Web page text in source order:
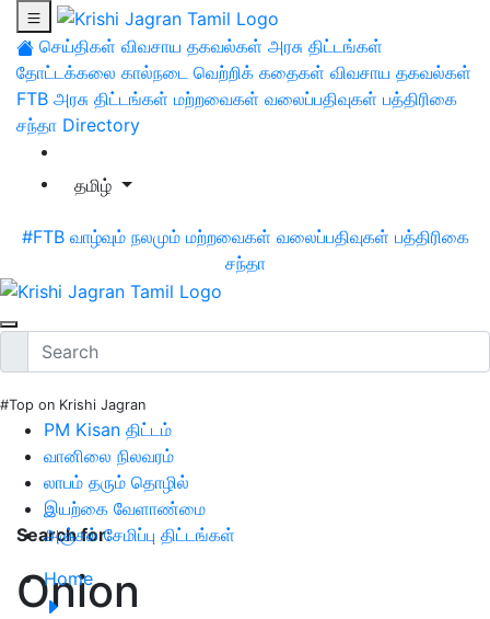
செய்திகள் விவசாய தகவல்கள் அரசு திட்டங்கள்
தோட்டக்கலை கால்நடை வெற்றிக் கதைகள் விவசாய தகவல்கள்
FTB அரசு திட்டங்கள் மற்றவைகள் வலைப்பதிவுகள் பத்திரிகை
சந்தா Directory
தமிழ்
#FTB வாழ்வும் நலமும் மற்றவைகள் வலைப்பதிவுகள் பத்திரிகை
சந்தா
#Top on Krishi Jagran
PM Kisan திட்டம்
வானிலை நிலவரம்
லாபம் தரும் தொழில்
இயற்கை வேளாண்மை
அஞ்சல் சேமிப்பு திட்டங்கள்
Home
Search for:
Onion